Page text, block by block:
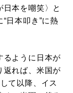
本を嘲笑〉と
日本叩き”に熱
ように日本が
返れば、米国が
て以降、イス